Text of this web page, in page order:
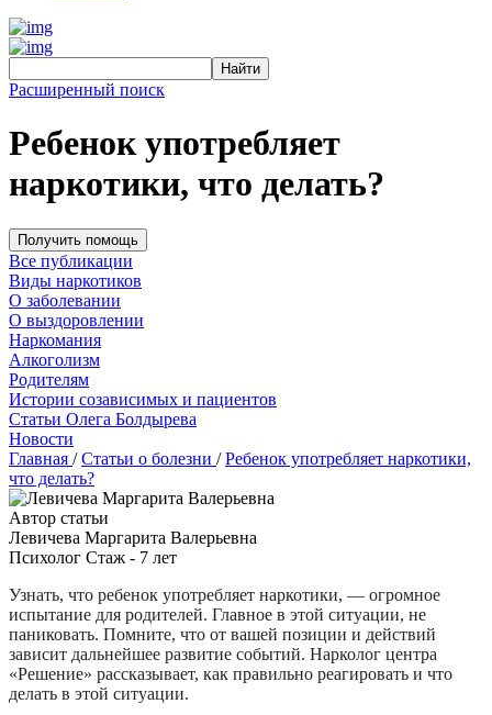
Расширенный поиск
Ребенок употребляет
наркотики, что делать?
Получить помощь
Все публикации
Виды наркотиков
О заболевании
О выздоровлении
Наркомания
Алкоголизм
Родителям
Истории созависимых и пациентов
Cтатьи Олега Болдырева
Новости
Главная /Статьи о болезни /Ребенок употребляет наркотики,
что делать?
Автор статьи
Левичева Маргарита Валерьевна
Психолог Стаж - 7 лет
Узнать, что ребенок употребляет наркотики, — огромное
испытание для родителей. Главное в этой ситуации, не
паниковать. Помните, что от вашей позиции и действий
зависит дальнейшее развитие событий. Нарколог центра
«Решение» рассказывает, как правильно реагировать и что
делать в этой ситуации.